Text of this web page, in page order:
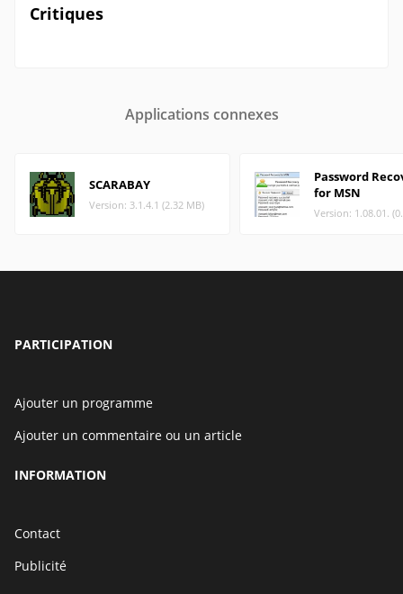
Critiques
Applications connexes
SCARABAY
Version: 3.1.4.1 (2.32 MB)
Password
for MSN
Version: 1.08.01.
PARTICIPATION
Ajouter un programme
Ajouter un commentaire ou un article
INFORMATION
Contact
Publicité